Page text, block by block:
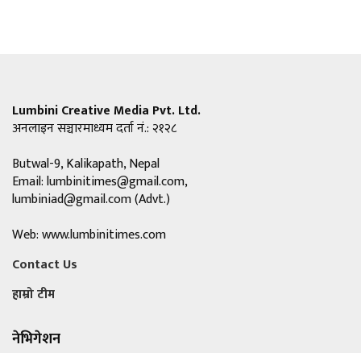
Lumbini Creative Media Pvt. Ltd.
अनलाइन सञ्चारमाध्यम दर्ता नं.: २१२८
Butwal-9, Kalikapath, Nepal
Email:lumbinitimes@gmail.com,
lumbiniad@gmail.com(Advt.)
Web: www.lumbinitimes.com
Contact Us
हाम्रो टीम
नेभिगेशन